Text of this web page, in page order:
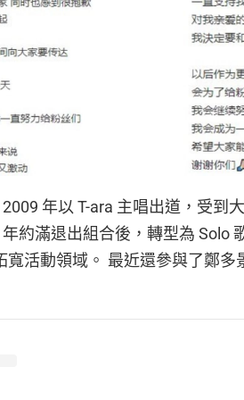
年以 T-ara 主唱出道，受到
約滿退出組合後，轉型為 Solo
寬活動領域。 最近還參與了鄭